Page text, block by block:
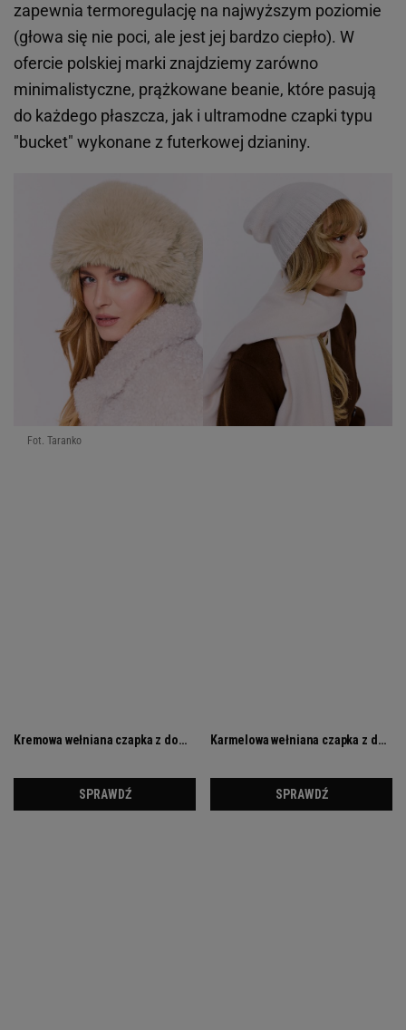
zapewnia termoregulację na najwyższym poziomie
(głowa się nie poci, ale jest jej bardzo ciepło). W
ofercie polskiej marki znajdziemy zarówno
minimalistyczne, prążkowane beanie, które pasują
do każdego płaszcza, jak i ultramodne czapki typu
"bucket" wykonane z futerkowej dzianiny.
Fot. Taranko